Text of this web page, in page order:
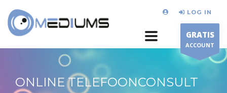
LOG IN
GRATIS
ACCOUNT
ONLINE TELEFOONCONSULT